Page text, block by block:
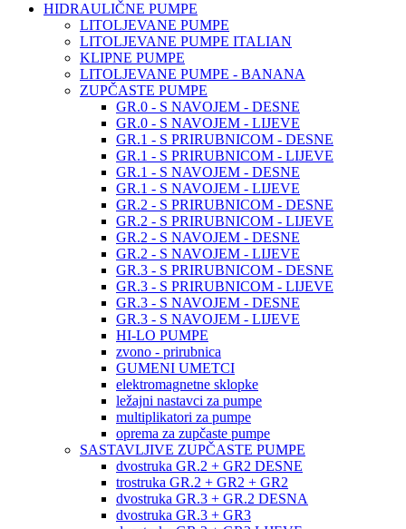
HIDRAULIČNE PUMPE
LITOLJEVANE PUMPE
LITOLJEVANE PUMPE ITALIAN
KLIPNE PUMPE
LITOLJEVANE PUMPE - BANANA
ZUPČASTE PUMPE
GR.0 - S NAVOJEM - DESNE
GR.0 - S NAVOJEM - LIJEVE
GR.1 - S PRIRUBNICOM - DESNE
GR.1 - S PRIRUBNICOM - LIJEVE
GR.1 - S NAVOJEM - DESNE
GR.1 - S NAVOJEM - LIJEVE
GR.2 - S PRIRUBNICOM - DESNE
GR.2 - S PRIRUBNICOM - LIJEVE
GR.2 - S NAVOJEM - DESNE
GR.2 - S NAVOJEM - LIJEVE
GR.3 - S PRIRUBNICOM - DESNE
GR.3 - S PRIRUBNICOM - LIJEVE
GR.3 - S NAVOJEM - DESNE
GR.3 - S NAVOJEM - LIJEVE
HI-LO PUMPE
zvono - prirubnica
GUMENI UMETCI
elektromagnetne sklopke
ležajni nastavci za pumpe
multiplikatori za pumpe
oprema za zupčaste pumpe
SASTAVLJIVE ZUPČASTE PUMPE
dvostruka GR.2 + GR2 DESNE
trostruka GR.2 + GR2 + GR2
dvostruka GR.3 + GR.2 DESNA
dvostruka GR.3 + GR3